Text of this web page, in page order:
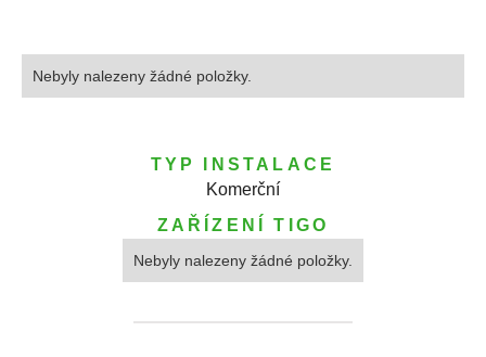
Nebyly nalezeny žádné položky.
TYP INSTALACE
Komerční
ZAŘÍZENÍ TIGO
Nebyly nalezeny žádné položky.